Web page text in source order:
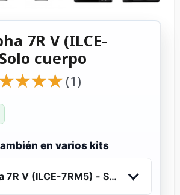
7R V (ILCE-
cuerpo
★
★★
★★
★★
★ (1)
en varios kits
7R V (ILCE-7RM5) - Solo cuerpo